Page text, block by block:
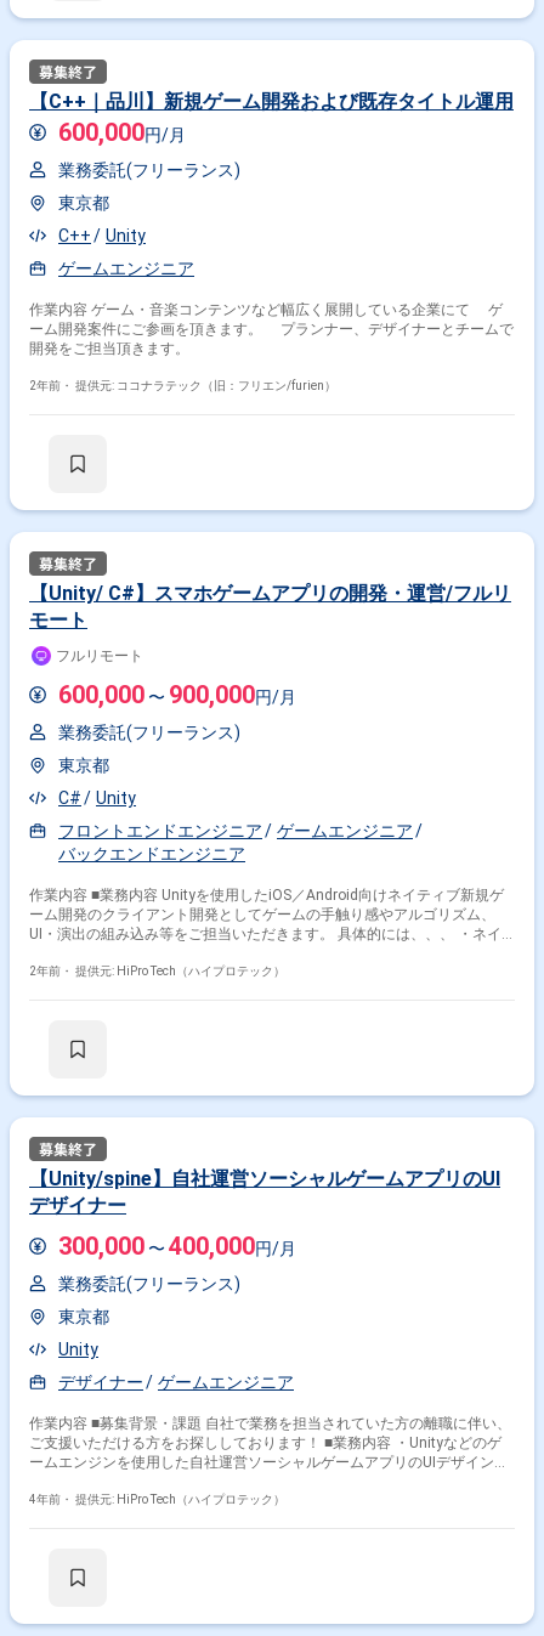
【C++｜品川】新規ゲーム開発および既存タイトル運用
600,000円/月
業務委託(フリーランス)
東京都
C++
Unity
ゲームエンジニア
作業内容 ゲーム・音楽コンテンツなど幅広く展開している企業にて ゲ
ーム開発案件にご参画を頂きます。 プランナー、デザイナーとチームで
開発をご担当頂きます。
2年前・ 提供元: ココナラテック（旧：フリエン/furien）
【Unity/ C#】スマホゲームアプリの開発・運営/フルリ
モート
フルリモート
600,000 〜 900,000円/月
業務委託(フリーランス)
東京都
C#
Unity
フロントエンドエンジニア
ゲームエンジニア
バックエンドエンジニア
作業内容 ■業務内容 Unityを使用したiOS／Android向けネイティブ新規ゲ
ーム開発のクライアント開発としてゲームの手触り感やアルゴリズム、
UI・演出の組み込み等をご担当いただきます。 具体的には、、、 ・ネイ
／運用 ・新規イベント/機能の実装/運用 ・既存機能改善 ・開発環境の改
2年前・ 提供元: HiPro Tech（ハイプロテック）
【Unity/spine】自社運営ソーシャルゲームアプリのUI
デザイナー
300,000 〜 400,000円/月
業務委託(フリーランス)
東京都
Unity
デザイナー
ゲームエンジニア
作業内容 ■募集背景・課題 自社で業務を担当されていた方の離職に伴い、
ご支援いただける方をお探ししております！ ■業務内容 ・Unityなどのゲ
ームエンジンを使用した自社運営ソーシャルゲームアプリのUIデザイン、
務（システム会社とのやり取り等デザイン面でのプロジェクト進行役）
4年前・ 提供元: HiPro Tech（ハイプロテック）